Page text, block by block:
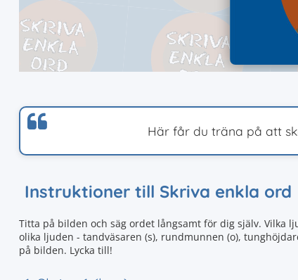
Här får du träna på att
Instruktioner till Skriva enkla ord
Titta på bilden och säg ordet långsamt för dig själv. Vilka
olika ljuden - tandväsaren (s), rundmunnen (o),
på bilden. Lycka till!